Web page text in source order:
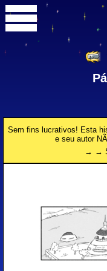
Sem fins lucrativos! Esta
e seu autor
→ →